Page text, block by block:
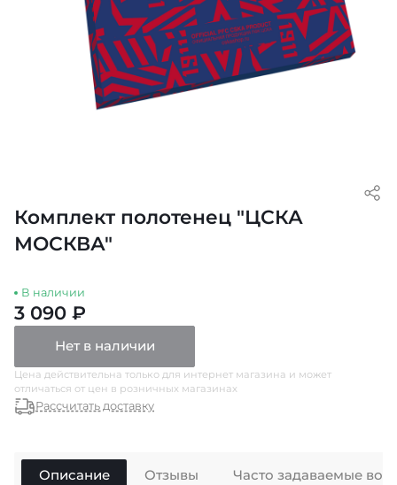
Комплект полотенец "ЦСКА
МОСКВА"
В наличии
3 090 ₽
Нет в наличии
Цена действительна только для интернет магазина и может
отличаться от цен в розничных магазинах
Рассчитать доставку
Описание Отзывы Часто задаваемые